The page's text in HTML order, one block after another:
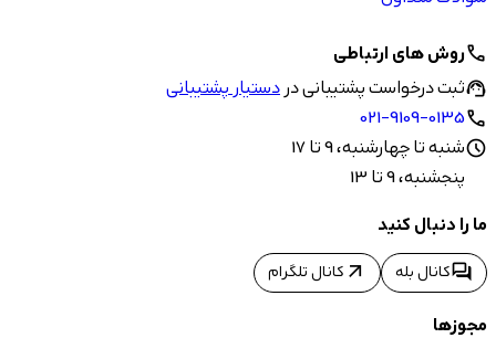
callروش های ارتباطی
support_agentثبت درخواست پشتیبانی دردستیار پشتیبانی
call
021-9109-0135
scheduleشنبه تا چهارشنبه، 9 تا 17
پنجشنبه، 9 تا 13
ما را دنبال کنید
forumکانال بله arrow_outward کانال تلگرام
مجوزها